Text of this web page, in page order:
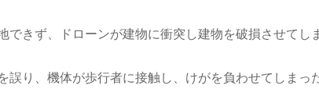
できず、ドローンが建物に衝突し建物を破損させてし
誤り、機体が歩行者に接触し、けがを負わせてしまっ